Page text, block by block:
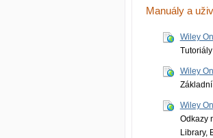
Manuály a
Wiley
Wiley
Wiley
Odkazy
Library,